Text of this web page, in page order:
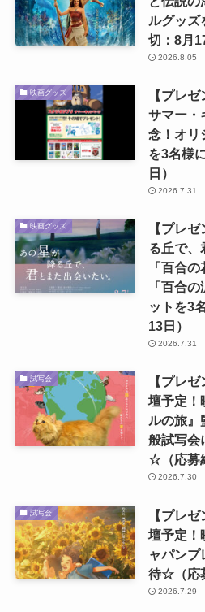
ルグッ
切：8月
2026.8.05
映画グッズ
【プレ
サマー・
念！オリ
を3名様
日）
2026.7.31
映画グッズ
【プレ
る丘で、
「百合
「百合
ットを3
13日）
2026.7.31
試写会
【プレ
壇予定！
ルの旅』
般試写会
☆（応募
2026.7.30
試写会
【プレ
壇予定！
ャパンプ
待☆（応
2026.7.29